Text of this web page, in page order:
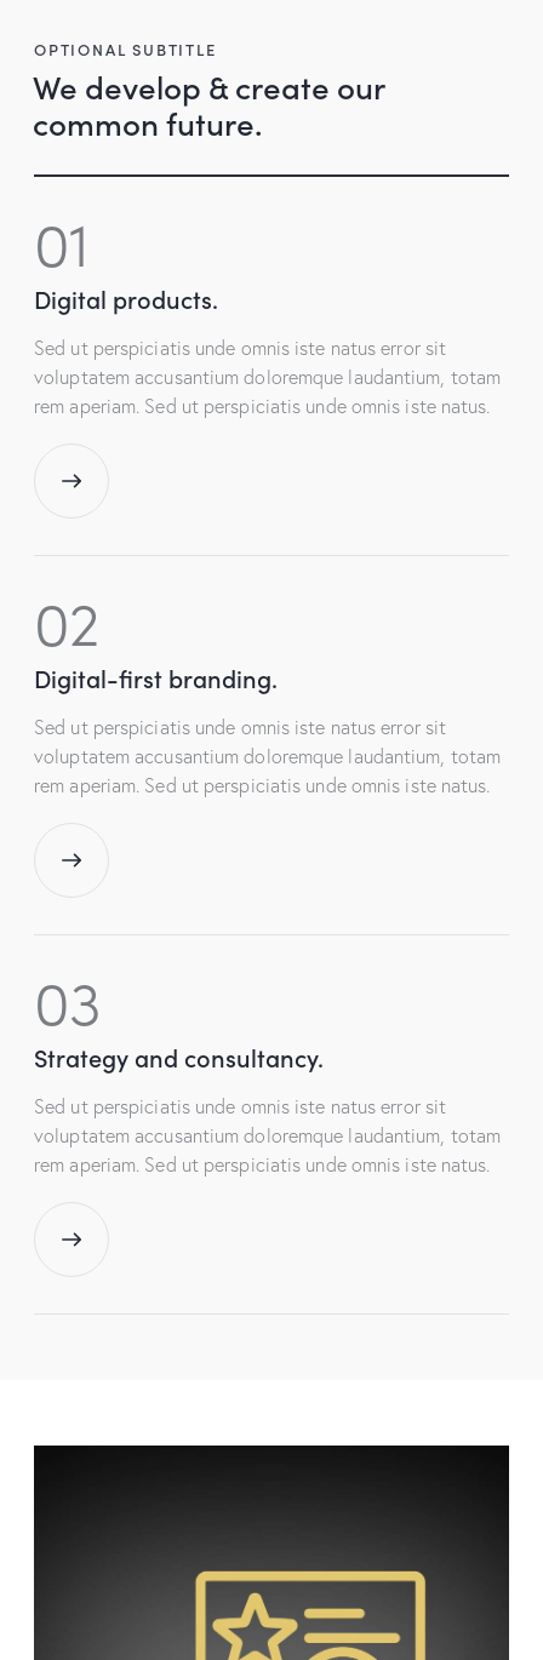
OPTIONAL SUBTITLE
We develop & create our
common future.
01
Digital products.
Sed ut perspiciatis unde omnis iste natus error sit
voluptatem accusantium doloremque laudantium, totam
rem aperiam. Sed ut perspiciatis unde omnis iste natus.
02
Digital-first branding.
Sed ut perspiciatis unde omnis iste natus error sit
voluptatem accusantium doloremque laudantium, totam
rem aperiam. Sed ut perspiciatis unde omnis iste natus.
03
Strategy and consultancy.
Sed ut perspiciatis unde omnis iste natus error sit
voluptatem accusantium doloremque laudantium, totam
rem aperiam. Sed ut perspiciatis unde omnis iste natus.